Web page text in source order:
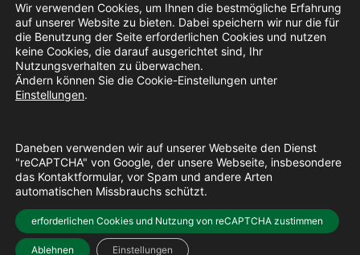
Copyright © 2026 Pro Niendorfer Gehege e. V. • Layout:
Spacious Pro• erstellt mitWordPress
Wir verwenden Cookies, um Ihnen die bestmögliche Erfahrung
auf unserer Website zu bieten. Dabei speichern wir nur die für
die Benutzung der Seite erforderlichen Cookies und nutzen
keine Cookies, die darauf ausgerichtet sind, Ihr
Nutzungsverhalten zu überwachen.
Ändern können Sie die Cookie-Einstellungen unter
Einstellungen.
Daneben verwenden wir auf unserer Webseite den Dienst
"reCAPTCHA" von Google, der unsere Webseite, insbesondere
das Kontaktformular, vor Spam und andere Arten
automatischen Missbrauchs schützt.
erforderlichen Cookies und Nutzung von reCAPTCHA zustimmen
Ablehnen Einstellungen